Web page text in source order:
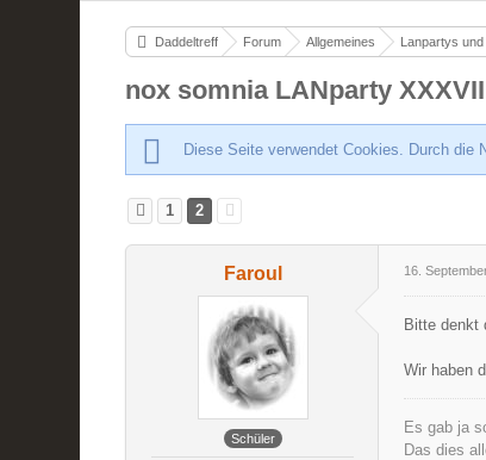
Daddeltreff Forum Allgemeines Lanpartys
nox somnia LANparty XXXVII
Diese Seite verwendet Cookies. Durch
1 2
Faroul
Schüler
16.
Bitte denkt
Wir haben
Es gab ja
Das dies